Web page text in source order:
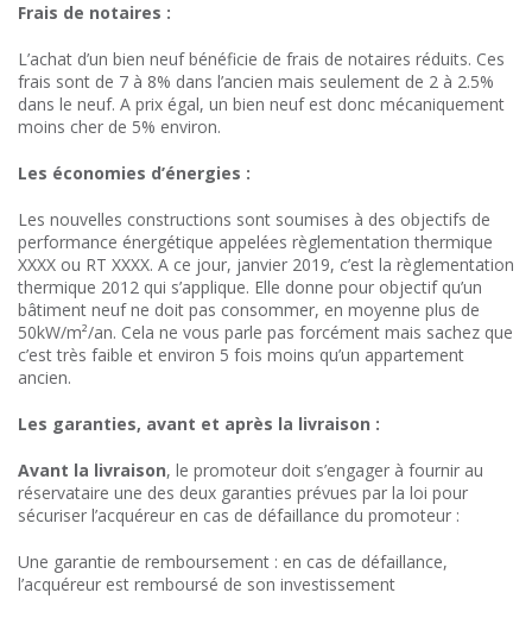
Frais de notaires :
L’achat d’un bien neuf bénéficie de frais de notaires réduits. Ces
frais sont de 7 à 8% dans l’ancien mais seulement de 2 à 2.5%
dans le neuf. A prix égal, un bien neuf est donc mécaniquement
moins cher de 5% environ.
Les économies d’énergies :
Les nouvelles constructions sont soumises à des objectifs de
performance énergétique appelées règlementation thermique
XXXX ou RT XXXX. A ce jour, janvier 2019, c’est la règlementation
thermique 2012 qui s’applique. Elle donne pour objectif qu’un
bâtiment neuf ne doit pas consommer, en moyenne plus de
50kW/m²/an. Cela ne vous parle pas forcément mais sachez que
c’est très faible et environ 5 fois moins qu’un appartement
ancien.
Les garanties, avant et après la livraison :
Avant la livraison, le promoteur doit s’engager à fournir au
réservataire une des deux garanties prévues par la loi pour
sécuriser l’acquéreur en cas de défaillance du promoteur :
Une garantie de remboursement : en cas de défaillance,
l’acquéreur est remboursé de son investissement